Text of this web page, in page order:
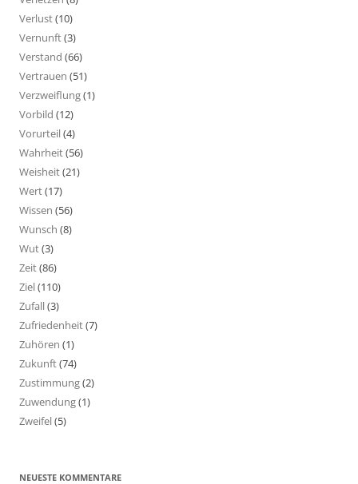
Verlust(10)
Vernunft(3)
Verstand (66)
Vertrauen (51)
Verzweiflung(1)
Vorbild (12)
Vorurteil(4)
Wahrheit(56)
Weisheit(21)
Wert(17)
Wissen (56)
Wunsch (8)
Wut(3)
Zeit(86)
Ziel(110)
Zufall(3)
Zufriedenheit(7)
Zuhören (1)
Zukunft(74)
Zustimmung(2)
Zuwendung(1)
Zweifel(5)
NEUESTE KOMMENTARE